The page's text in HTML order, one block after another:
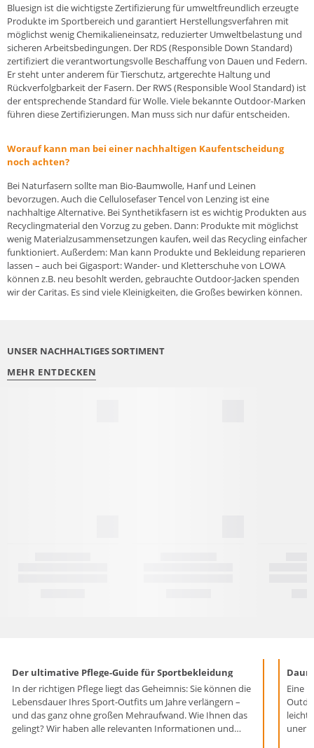
Bluesign ist die wichtigste Zertifizierung für umweltfreundlich erzeugte
Produkte im Sportbereich und garantiert Herstellungsverfahren mit
möglichst wenig Chemikalieneinsatz, reduzierter Umweltbelastung und
sicheren Arbeitsbedingungen. Der RDS (Responsible Down Standard)
zertifiziert die verantwortungsvolle Beschaffung von Dauen und Federn.
Er steht unter anderem für Tierschutz, artgerechte Haltung und
Rückverfolgbarkeit der Fasern. Der RWS (Responsible Wool Standard) ist
der entsprechende Standard für Wolle. Viele bekannte Outdoor-Marken
führen diese Zertifizierungen. Man muss sich nur dafür entscheiden.
Worauf kann man bei einer nachhaltigen Kaufentscheidung
noch achten?
Bei Naturfasern sollte man Bio-Baumwolle, Hanf und Leinen
bevorzugen. Auch die Cellulosefaser Tencel von Lenzing ist eine
nachhaltige Alternative. Bei Synthetikfasern ist es wichtig Produkten aus
Recyclingmaterial den Vorzug zu geben. Dann: Produkte mit möglichst
wenig Materialzusammensetzungen kaufen, weil das Recycling einfacher
funktioniert. Außerdem: Man kann Produkte und Bekleidung reparieren
lassen – auch bei Gigasport: Wander- und Kletterschuhe von LOWA
können z.B. neu besohlt werden, gebrauchte Outdoor-Jacken spenden
wir der Caritas. Es sind viele Kleinigkeiten, die Großes bewirken können.
UNSER NACHHALTIGES SORTIMENT
MEHR ENTDECKEN
Der ultimative Pflege-Guide für Sportbekleidung
In der richtigen Pflege liegt das Geheimnis: Sie können die
Lebensdauer Ihres Sport-Outfits um Jahre verlängern –
und das ganz ohne großen Mehraufwand. Wie Ihnen das
gelingt? Wir haben alle relevanten Informationen und
Eine
leicht